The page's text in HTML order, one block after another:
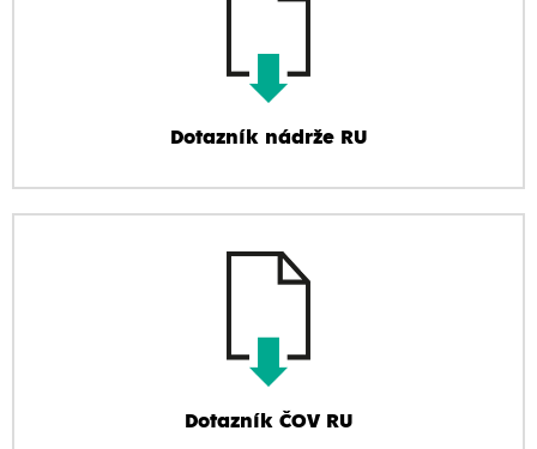
Dotazník nádrže RU
Dotazník ČOV RU